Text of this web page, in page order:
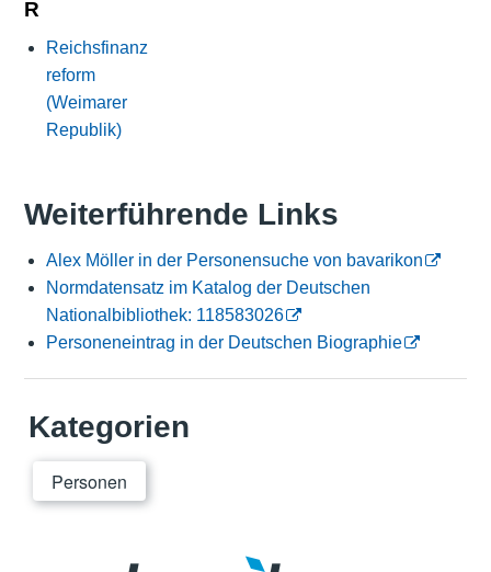
R
Reichsfinanz
reform
(Weimarer
Republik)
Weiterführende Links
Alex Möller in der Personensuche von bavarikon
Normdatensatz im Katalog der Deutschen
Nationalbibliothek: 118583026
Personeneintrag in der Deutschen Biographie
Kategorien
Personen